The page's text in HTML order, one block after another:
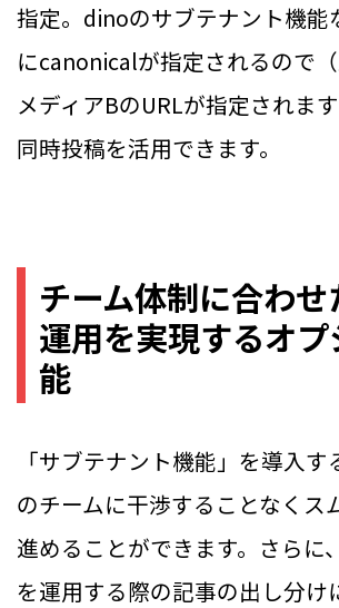
指定。dinoのサブテナント機能
にcanonicalが指定されるので
メディアBのURLが指定されま
同時投稿を活用できます。
チーム体制に合わ
運用を実現するオ
能
「サブテナント機能」を導入
のチームに干渉することなくス
進めることができます。さらに
を運用する際の記事の出し分け